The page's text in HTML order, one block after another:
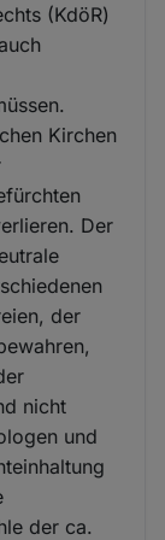
(KdöR)
Kirchen
Der
der
nicht
und
der ca.